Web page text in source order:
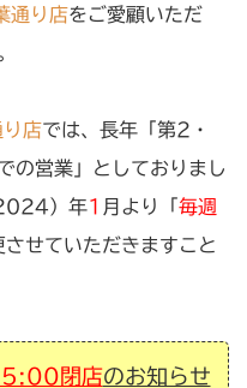
通り店をご愛顧いただ
り店では、長年「第2・
営業」としておりまし
）年1 月より「 毎週
させていただきますこと
閉店のお知らせ